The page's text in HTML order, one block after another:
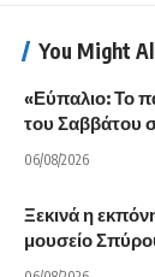
You Might
«Εύπαλιο: Το
του Σαββάτου
06/08/2026
Ξεκινά η
μουσείο